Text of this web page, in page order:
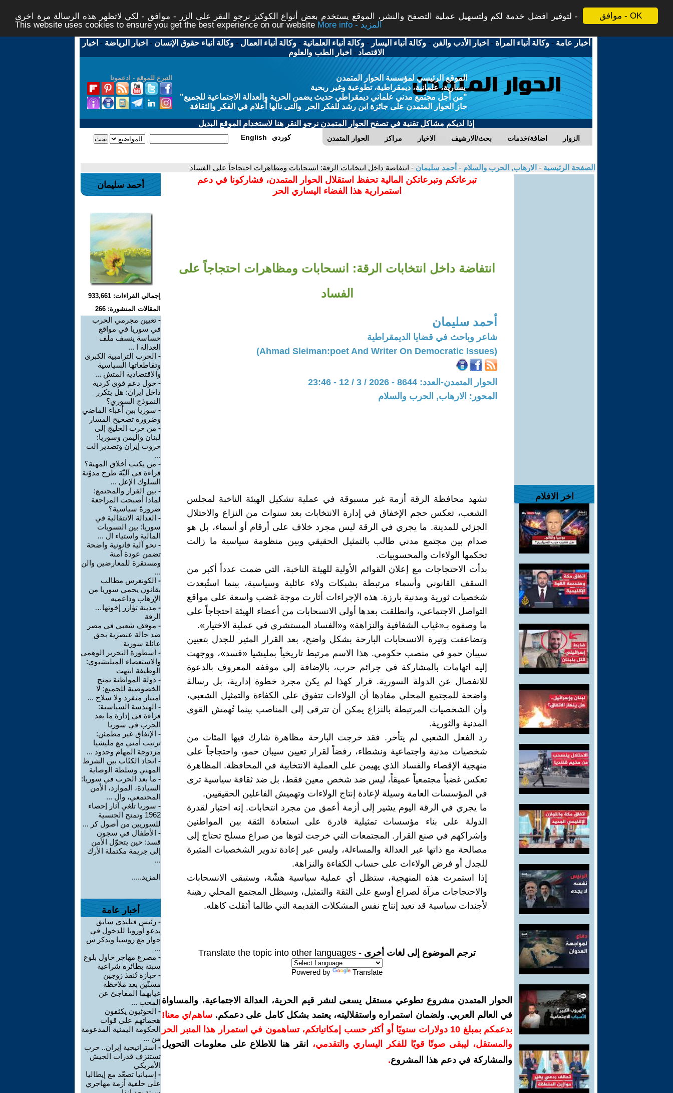
موافق - OK
لتوفير افضل خدمة لكم ولتسهيل عملية التصفح والنشر، الموقع يستخدم بعض أنواع الكوكيز نرجو النقر على الزر - موافق - لكي لاتظهر هذه الرسالة مرة اخرى -
This website uses cookies to ensure you get the best experience on our website
More info - المزيد
أخبار عامة -وكالة أنباء المرأة - اخبار الأدب والفن -وكالة أنباء اليسار -وكالة أنباء العلمانية -وكالة أنباء العمال -وكالة أنباء حقوق الإنسان - اخبار الرياضة - اخبار
الاقتصاد - اخبار الطب والعلوم
التبرع للموقع - ادعمونا
الموقع الرئيسي لمؤسسة الحوار المتمدن
يسارية، علمانية، ديمقراطية، تطوعية وغير ربحية
"من أجل مجتمع مدني علماني ديمقراطي حديث يضمن الحرية والعدالة الاجتماعية للجميع"
حاز الحوار المتمدن على جائزة ابن رشد للفكر الحر والتى نالها أعلام في الفكر والثقافة
إذا لديكم مشاكل تقنية في تصفح الحوار المتمدن نرجو النقر هنا لاستخدام الموقع البديل
الحوار المتمدن مراكز الاخبار بحث/الارشيف اضافة/خدمات الزوار English كوردي
الصفحة الرئيسية - الارهاب, الحرب والسلام - أحمد سليمان - انتفاضة داخل انتخابات الرقة: انسحابات ومظاهرات احتجاجاً على الفساد
اخر الافلام
تبرعاتكم وتبرعاتكن المالية تحفظ استقلال الحوار المتمدن، فشاركونا في دعم
استمرارية هذا الفضاء اليساري الحر
انتفاضة داخل انتخابات الرقة: انسحابات ومظاهرات احتجاجاً على
الفساد
أحمد سليمان
شاعر وباحث في قضايا الديمقراطية
(Ahmad Sleiman:poet And Writer On Democratic Issues)
الحوار المتمدن-العدد: 8644 - 2026 / 3 / 12 - 23:46
المحور: الارهاب, الحرب والسلام
تشهد محافظة الرقة أزمة غير مسبوقة في عملية تشكيل الهيئة الناخبة لمجلس
الشعب، تعكس حجم الإخفاق في إدارة الانتخابات بعد سنوات من النزاع والاحتلال
الجزئي للمدينة. ما يجري في الرقة ليس مجرد خلاف على أرقام أو أسماء، بل هو
صدام بين مجتمع مدني طالب بالتمثيل الحقيقي وبين منظومة سياسية ما زالت
تحكمها الولاءات والمحسوبيات.
بدأت الاحتجاجات مع إعلان القوائم الأولية للهيئة الناخبة، التي ضمت عدداً أكبر من
السقف القانوني وأسماء مرتبطة بشبكات ولاء عائلية وسياسية، بينما استُبعدت
شخصيات ثورية ومدنية بارزة. هذه الإجراءات أثارت موجة غضب واسعة على مواقع
التواصل الاجتماعي، وانطلقت بعدها أولى الانسحابات من أعضاء الهيئة احتجاجاً على
ما وصفوه بـ«غياب الشفافية والنزاهة» و«الفساد المستشري في عملية الاختيار».
وتضاعفت وتيرة الانسحابات البارحة بشكل واضح، بعد القرار المثير للجدل بتعيين
سيبان حمو في منصب حكومي. هذا الاسم مرتبط تاريخياً بمليشيا «قسد»، ووجهت
إليه اتهامات بالمشاركة في جرائم حرب، بالإضافة إلى موقفه المعروف بالدعوة
للانفصال عن الدولة السورية. قرار كهذا لم يكن مجرد خطوة إدارية، بل رسالة
واضحة للمجتمع المحلي مفادها أن الولاءات تتفوق على الكفاءة والتمثيل الشعبي،
وأن الشخصيات المرتبطة بالنزاع يمكن أن تترقى إلى المناصب بينما تُهمش القوى
المدنية والثورية.
رد الفعل الشعبي لم يتأخر. فقد خرجت البارحة مظاهرة شارك فيها المئات من
شخصيات مدنية واجتماعية ونشطاء، رفضاً لقرار تعيين سيبان حمو، واحتجاجاً على
منهجية الإقصاء والفساد الذي يهيمن على العملية الانتخابية في المحافظة. المظاهرة
تعكس غضباً مجتمعياً عميقاً، ليس ضد شخص معين فقط، بل ضد ثقافة سياسية ترى
في المؤسسات العامة وسيلة لإعادة إنتاج الولاءات وتهميش الفاعلين الحقيقيين.
ما يجري في الرقة اليوم يشير إلى أزمة أعمق من مجرد انتخابات. إنه اختبار لقدرة
الدولة على بناء مؤسسات تمثيلية قادرة على استعادة الثقة بين المواطنين
وإشراكهم في صنع القرار. المجتمعات التي خرجت لتوها من صراع مسلح تحتاج إلى
مصالحة مع ذاتها عبر العدالة والمساءلة، وليس عبر إعادة تدوير الشخصيات المثيرة
للجدل أو فرض الولاءات على حساب الكفاءة والنزاهة.
إذا استمرت هذه المنهجية، ستظل أي عملية سياسية هشّة، وستبقى الانسحابات
والاحتجاجات مرآة لصراع أوسع على الثقة والتمثيل، وسيظل المجتمع المحلي رهينة
لأجندات سياسية قد تعيد إنتاج نفس المشكلات القديمة التي طالما أثقلت كاهله.
ترجم الموضوع إلى لغات أخرى - Translate the topic into other languages
Powered by Translate
الحوار المتمدن مشروع تطوعي مستقل يسعى لنشر قيم الحرية، العدالة الاجتماعية، والمساواة
في العالم العربي. ولضمان استمراره واستقلاليته، يعتمد بشكل كامل على دعمكم. ساهم/ي معنا!
بدعمكم بمبلغ 10 دولارات سنويًا أو أكثر حسب إمكانياتكم، تساهمون في استمرار هذا المنبر الحر
والمستقل، ليبقى صوتًا قويًا للفكر اليساري والتقدمي،
انقر هنا للاطلاع على معلومات التحويل
والمشاركة في دعم هذا المشروع.
أحمد سليمان
إجمالي القراءات: 933,661
المقالات المنشورة: 266
- تعيين مجرمي الحرب
في سوريا في مواقع
حساسة ينسف ملف
العدالة ا ...
- الحرب الترامبية الكبرى
وتقاطعاتها السياسية
والاقتصادية المتش ...
- حول دعم قوى كردية
داخل إيران: هل يتكرر
النموذج السوري؟
- سوريا بين أعباء الماضي
وضرورة تصحيح المسار
- من حرب الخليج إلى
لبنان واليمن وسوريا:
حروب إيران وتصدير الت
...
- من يكتب أخلاق المهنة؟
قراءة في آليّة طرح مدوّنة
السلوك الإعل ...
- بين القرار والمجتمع:
لماذا أصبحت المراجعة
ضرورةً سياسية؟
- العدالة الانتقالية في
سوريا: بين التسويات
المالية واستياء ال ...
- نحو آلية قانونية واضحة
تضمن عودة آمنة
ومستقرة للمعارضين والن
...
- الكونغرس مطالب
بقانون يحمي سوريا من
الإرهاب وداعميه
- مدينة تؤازر إخوتها…
الرقة
- موقف شعبي في مصر
ضد حالة عنصرية بحق
عائلة سورية
- أسطورة التحرير الوهمي
والاستعصاء الميليشيوي:
الوظيفة انتهت
- دولة المواطنة تمنح
الخصوصية للجميع: لا
امتياز منفرد ولا سلاح ...
- الهندسة السياسية:
قراءة في إدارة ما بعد
الحرب في سوريا
- الإتفاق غير مطمئن:
ترتيب أمني مع مليشيا
مزدوجة المهام وحدود ...
- اتحاد الكتّاب بين الشرط
المهني وسلطة الوصاية
- ما بعد الحرب في سوريا:
السيادة، الموارد، الأمن
المجتمعي، وال ...
- سوريا تلغي آثار إحصاء
1962 وتمنح الجنسية
للسوريين من أصول كر ...
- الأطفال في سجون
قسد: حين يتحوّل الأمن
إلى جريمة مكتملة الأرك
...
المزيد.....
أخبار عامة
- رئيس فنلندي سابق
يدعو أوروبا للدخول في
حوار مع روسيا ويذكر س
...
- مصرع مهاجر حاول بلوغ
سبتة بطائرة شراعية
- خبازة تُنقذ زوجين
مسنّين بعد ملاحظة
غيابهما المفاجئ عن
المخب ...
- الحوثيون يكثفون
هجماتهم على قوات
الحكومة اليمنية المدعومة
من ...
- استراتيجية إيران.. حرب
تستنزف قدرات الجيش
الأمريكي
- إسبانيا تصعّد مع إيطاليا
على خلفية أزمة مهاجري